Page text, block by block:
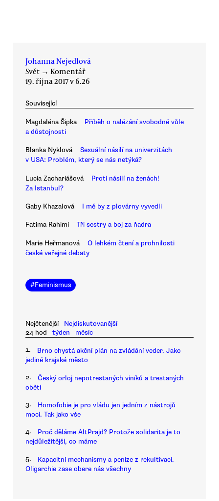
Johanna Nejedlová
Svět → Komentář
19. října 2017 v 6.26
Související
Magdaléna Šipka
Příběh o nalézání svobodné vůle
a důstojnosti
Blanka Nyklová
Sexuální násilí na univerzitách
v USA: Problém, který se nás netýká?
Lucia Zachariášová
Proti násilí na ženách!
Za Istanbul?
Gaby Khazalová I mě by z plovárny vyvedli
Fatima Rahimi Tři sestry a boj za ňadra
Marie Heřmanová
O lehkém čtení a prohnilosti
české veřejné debaty
#Feminismus
Nejčtenější
Nejdiskutovanější
24 hod
týden měsíc
1.
Brno chystá akční plán na zvládání veder. Jako
jediné krajské město
2.
Český orloj nepotrestaných viníků a trestaných
obětí
3.
Homofobie je pro vládu jen jedním z nástrojů
moci. Tak jako vše
4.
Proč děláme AltPrajd? Protože solidarita je to
nejdůležitější, co máme
5.
Kapacitní mechanismy a peníze z rekultivací.
Oligarchie zase obere nás všechny